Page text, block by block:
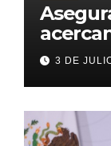
3 DE